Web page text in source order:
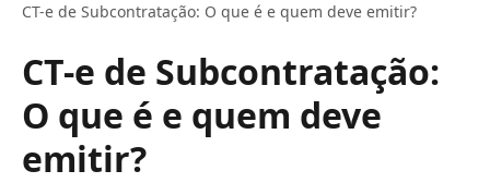
CT-e de Subcontratação: O que é e quem deve emitir?
CT-e de Subcontratação:
O que é e quem deve
emitir?